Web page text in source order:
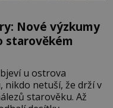
Nové výzkumy
starověkém
u ostrova
netuší, že drží v
starověku. Až